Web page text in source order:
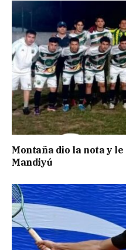
Montaña dio la nota y
Mandiyú